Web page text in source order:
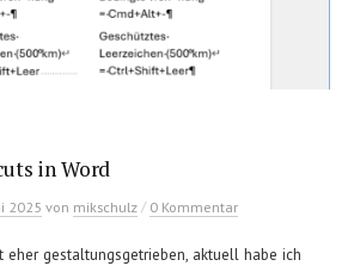
in Word
2025 von mikschulz / 0 Kommentar
eher gestaltungsgetrieben, aktuell habe ich